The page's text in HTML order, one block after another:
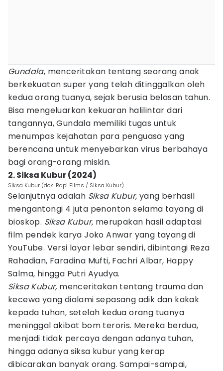
Gundala, menceritakan tentang seorang anak
berkekuatan super yang telah ditinggalkan oleh
kedua orang tuanya, sejak berusia belasan tahun.
Bisa mengeluarkan kekuaran halilintar dari
tangannya, Gundala memiliki tugas untuk
menumpas kejahatan para penguasa yang
berencana untuk menyebarkan virus berbahaya
bagi orang-orang miskin.
2. Siksa Kubur (2024)
Siksa Kubur (dok. Rapi Films / Siksa Kubur)
Selanjutnya adalah Siksa Kubur, yang berhasil
mengantongi 4 juta penonton selama tayang di
bioskop. Siksa Kubur, merupakan hasil adaptasi
film pendek karya Joko Anwar yang tayang di
YouTube. Versi layar lebar sendiri, dibintangi Reza
Rahadian, Faradina Mufti, Fachri Albar, Happy
Salma, hingga Putri Ayudya.
Siksa Kubur, menceritakan tentang trauma dan
kecewa yang dialami sepasang adik dan kakak
kepada tuhan, setelah kedua orang tuanya
meninggal akibat bom teroris. Mereka berdua,
menjadi tidak percaya dengan adanya tuhan,
hingga adanya siksa kubur yang kerap
dibicarakan banyak orang. Sampai-sampai,